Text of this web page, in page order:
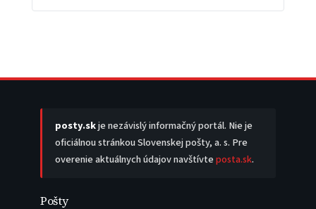
posty.skje nezávislý informačný portál. Nie je
oficiálnou stránkou Slovenskej pošty, a. s. Pre
overenie aktuálnych údajov navštívteposta.sk.
Pošty